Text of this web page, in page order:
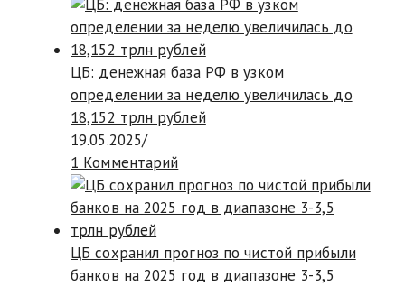
ЦБ: денежная база РФ в узком
определении за неделю увеличилась до
18,152 трлн рублей
19.05.2025/
1 Комментарий
ЦБ сохранил прогноз по чистой прибыли
банков на 2025 год в диапазоне 3-3,5